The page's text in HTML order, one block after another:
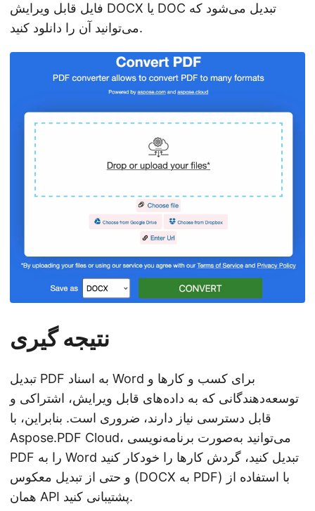
فایل قابل ویرایش DOCX یا DOC تبدیل می‌شود که
می‌توانید آن را دانلود کنید.
نتیجه گیری
تبدیل PDF به اسناد Word برای کسب و کارها و
توسعه‌دهندگانی که به داده‌های قابل ویرایش، اشتراکی و
قابل دسترسی نیاز دارند، ضروری است. بنابراین، با
Aspose.PDF Cloud، می‌توانید به‌صورت برنامه‌نویسی
PDF را به Word تبدیل کنید، گردش کارها را خودکار کنید
و حتی از تبدیل معکوس (DOCX به PDF) با استفاده از
همان API پشتیبانی کنید.